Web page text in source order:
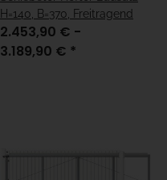
H=140, B=370, Freitragend
2.453,90 € -
3.189,90 € *